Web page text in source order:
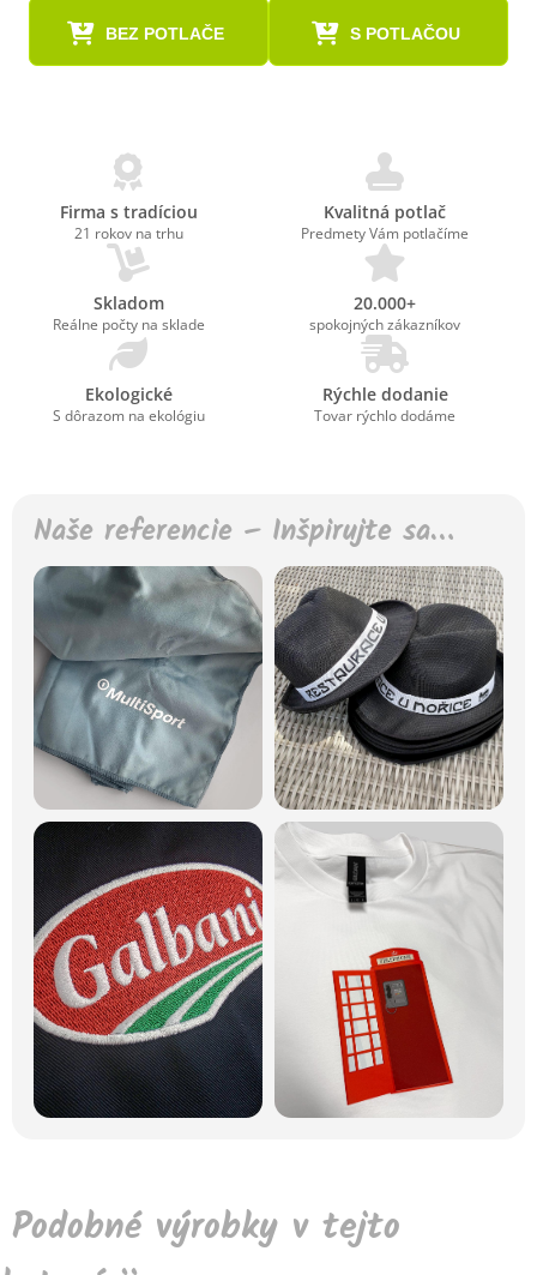
BEZ POTLAČE S POTLAČOU
Firma s tradíciou
21 rokov na trhu
Kvalitná potlač
Predmety Vám potlačíme
Skladom
Reálne počty na sklade
20.000+
spokojných zákazníkov
Ekologické
S dôrazom na ekológiu
Rýchle dodanie
Tovar rýchlo dodáme
Naše referencie – Inšpirujte sa…
Podobné výrobky v tejto